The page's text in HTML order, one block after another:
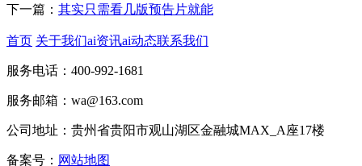
下一篇： 其实只需看几版预告片就能
首页 关于我们ai资讯ai动态联系我们
服务电话：400-992-1681
服务邮箱：wa@163.com
公司地址：贵州省贵阳市观山湖区金融城MAX_A座17楼
备案号： 网站地图